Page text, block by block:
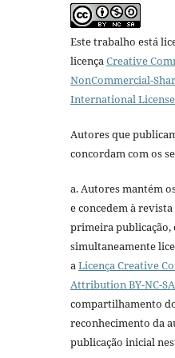
Este trabalho está
licençaCreative
NonCommercial-
International License
Autores que
concordam com os
a. Autores mantém
e concedem à
primeira publicação,
simultaneamente
aLicença Creative
Attribution BY-NC-SA
compartilhamento
reconhecimento da
publicação inicial